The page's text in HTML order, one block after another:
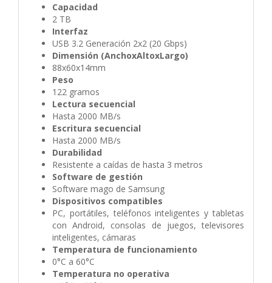
Capacidad
2 TB
Interfaz
USB 3.2 Generación 2x2 (20 Gbps)
Dimensión (AnchoxAltoxLargo)
88x60x14mm
Peso
122 gramos
Lectura secuencial
Hasta 2000 MB/s
Escritura secuencial
Hasta 2000 MB/s
Durabilidad
Resistente a caídas de hasta 3 metros
Software de gestión
Software mago de Samsung
Dispositivos compatibles
PC, portátiles, teléfonos inteligentes y tabletas
con Android, consolas de juegos, televisores
inteligentes, cámaras
Temperatura de funcionamiento
0°C a 60°C
Temperatura no operativa